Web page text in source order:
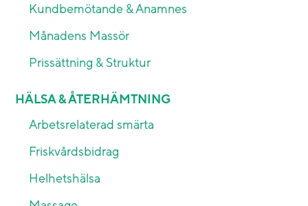
Kundbemötande & Anamnes
Månadens Massör
Prissättning & Struktur
HÄLSA & ÅTERHÄMTNING
Arbetsrelaterad smärta
Friskvårdsbidrag
Helhetshälsa